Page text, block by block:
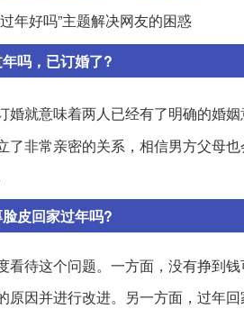
年好吗”主题解决网友的困惑
吗，已订婚了?
婚就意味着两人已经有了明确的婚
了非常亲密的关系，相信男方父母
皮回家过年吗?
看待这个问题。一方面，没有挣到
原因并进行改进。另一方面，过年